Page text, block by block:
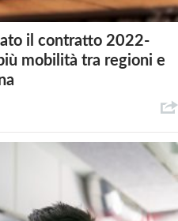
il contratto 2022-
mobilità tra regioni e